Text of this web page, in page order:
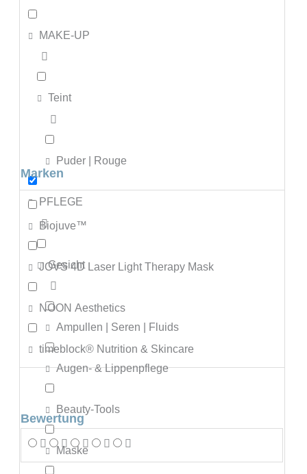
MAKE-UP
Teint
Puder | Rouge
PFLEGE
Gesicht
Ampullen | Seren | Fluids
Augen- & Lippenpflege
Beauty-Tools
Maske
Marken
Biojuve™
JOVS 4D Laser Light Therapy Mask
NOON Aesthetics
timeblock® Nutrition & Skincare
Bewertung